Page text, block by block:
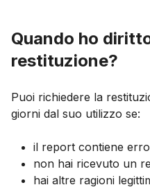
Quando ho
restituzione?
Puoi richiedere la
giorni dal suo utilizzo se:
il report contiene
non hai ricevuto un
hai altre ragioni